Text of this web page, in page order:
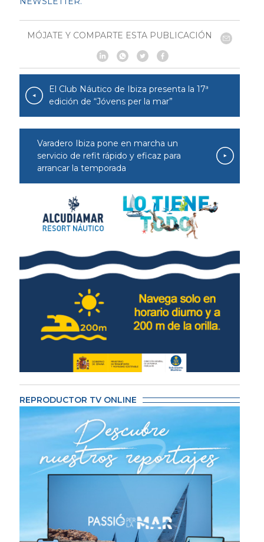
MÓJATE Y COMPARTE ESTA PUBLICACIÓN
El Club Náutico de Ibiza presenta la 17ª
edición de “Jóvens per la mar”
Varadero Ibiza pone en marcha un
servicio de refit rápido y eficaz para
arrancar la temporada
REPRODUCTOR TV ONLINE